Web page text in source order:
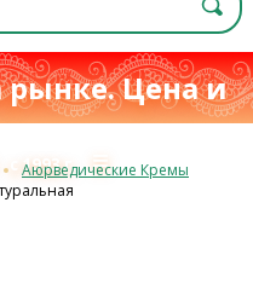
рынке. Цена и
с 1993 г.≡
Аюрведические Кремы